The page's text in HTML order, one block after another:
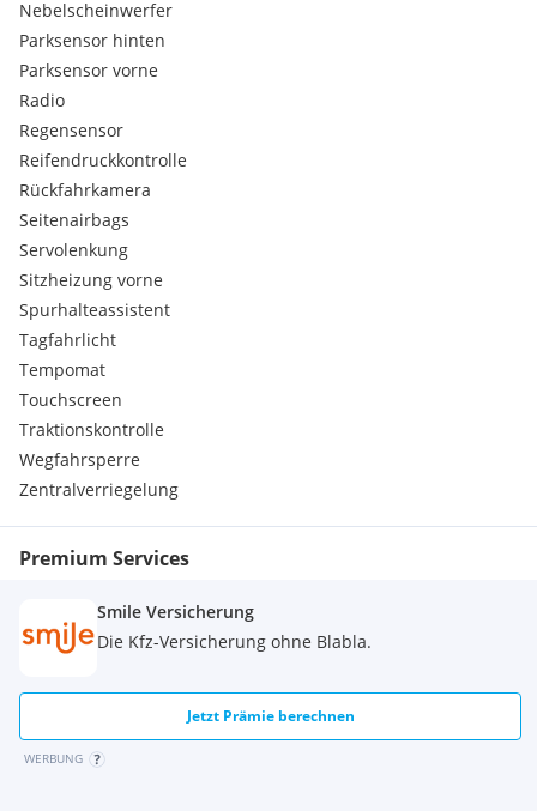
Nebelscheinwerfer
Parksensor hinten
Parksensor vorne
Radio
Regensensor
Reifendruckkontrolle
Rückfahrkamera
Seitenairbags
Servolenkung
Sitzheizung vorne
Spurhalteassistent
Tagfahrlicht
Tempomat
Touchscreen
Traktionskontrolle
Wegfahrsperre
Zentralverriegelung
Premium Services
Smile Versicherung
Die Kfz-Versicherung ohne Blabla.
Jetzt Prämie berechnen
WERBUNG